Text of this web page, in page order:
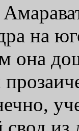
на
она